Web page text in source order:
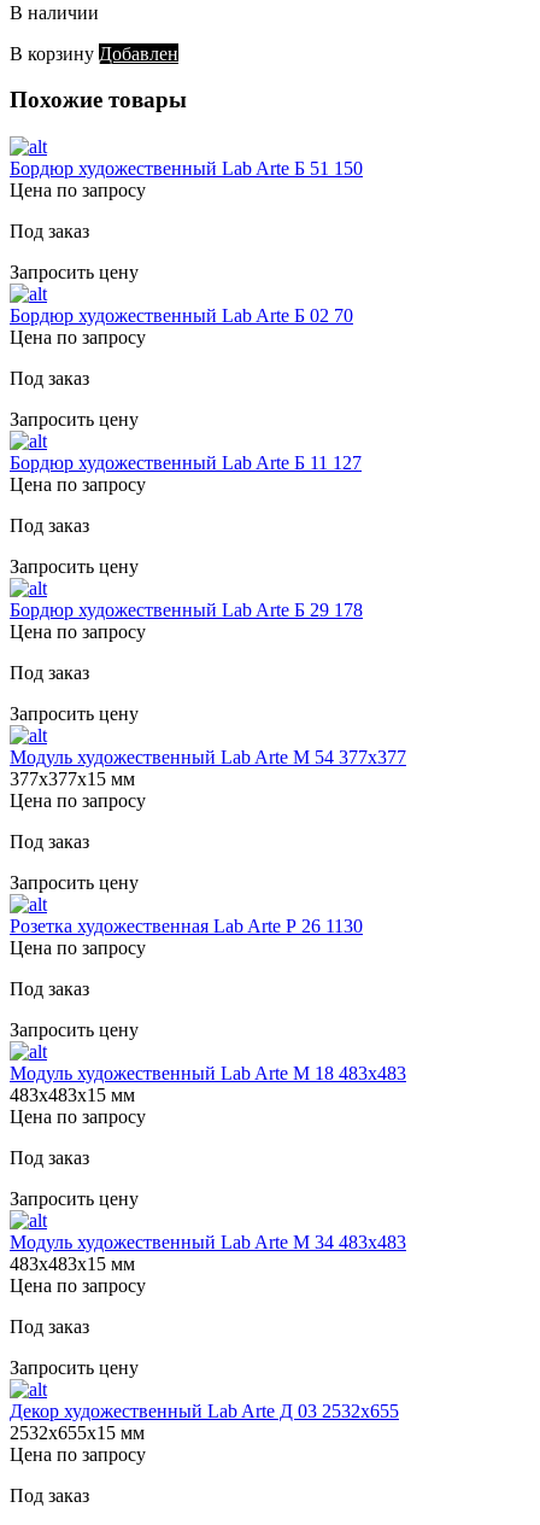
В наличии
В корзину Добавлен
Похожие товары
Бордюр художественный Lab Arte Б 51 150
Цена по запросу
Под заказ
Запросить цену
Бордюр художественный Lab Arte Б 02 70
Цена по запросу
Под заказ
Запросить цену
Бордюр художественный Lab Arte Б 11 127
Цена по запросу
Под заказ
Запросить цену
Бордюр художественный Lab Arte Б 29 178
Цена по запросу
Под заказ
Запросить цену
Модуль художественный Lab Arte М 54 377х377
377х377х15 мм
Цена по запросу
Под заказ
Запросить цену
Розетка художественная Lab Arte Р 26 1130
Цена по запросу
Под заказ
Запросить цену
Модуль художественный Lab Arte М 18 483х483
483х483х15 мм
Цена по запросу
Под заказ
Запросить цену
Модуль художественный Lab Arte М 34 483х483
483х483х15 мм
Цена по запросу
Под заказ
Запросить цену
Декор художественный Lab Arte Д 03 2532x655
2532х655х15 мм
Цена по запросу
Под заказ